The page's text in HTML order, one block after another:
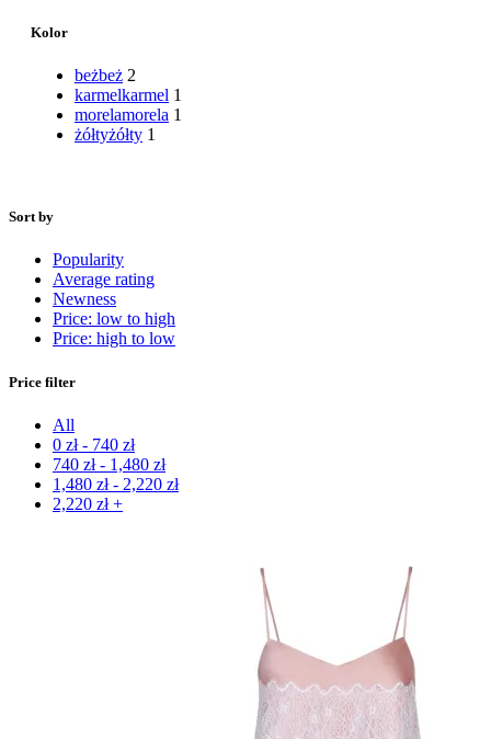
Kolor
beżbeż 2
karmelkarmel 1
morelamorela 1
żółtyżółty 1
Sort by
Popularity
Average rating
Newness
Price: low to high
Price: high to low
Price filter
All
0 zł- 740 zł
740 zł- 1,480 zł
1,480 zł- 2,220 zł
2,220 zł+